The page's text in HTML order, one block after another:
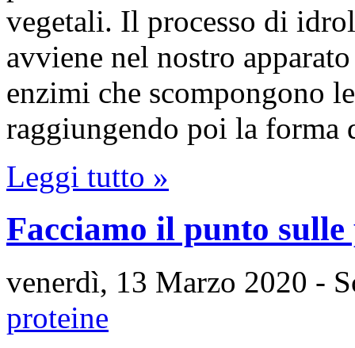
vegetali. Il processo di
avviene nel nostro
enzimi che scompongono
raggiungendo poi la
Leggi tutto »
Facciamo il punto
venerdì, 13 Marzo 2020 -
proteine